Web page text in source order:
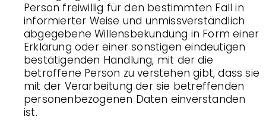
Person freiwillig für den bestimmten Fall in
informierter Weise und unmissverständlich
abgegebene Willensbekundung in Form einer
Erklärung oder einer sonstigen eindeutigen
bestätigenden Handlung, mit der die
betroffene Person zu verstehen gibt, dass sie
mit der Verarbeitung der sie betreffenden
personenbezogenen Daten einverstanden
ist.